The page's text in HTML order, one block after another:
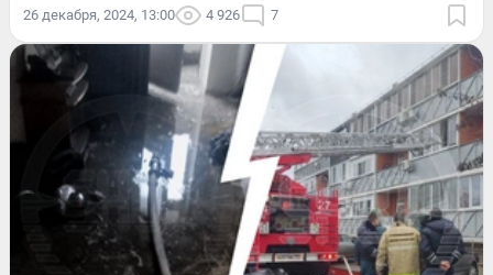
26 декабря, 2024, 13:00 4 926 7